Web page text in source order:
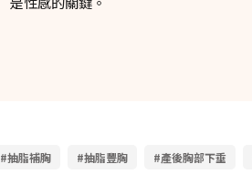
#抽脂補胸 #抽脂豐胸 #產後胸部下垂